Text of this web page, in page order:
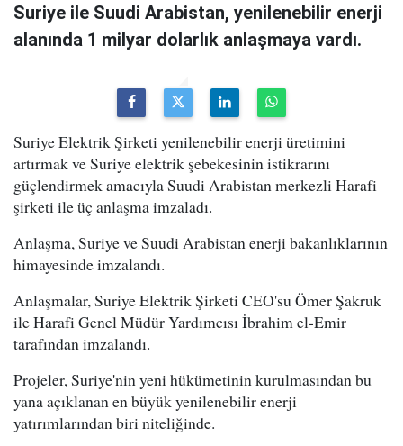
Suriye ile Suudi Arabistan, yenilenebilir enerji
alanında 1 milyar dolarlık anlaşmaya vardı.
Suriye Elektrik Şirketi yenilenebilir enerji üretimini
artırmak ve Suriye elektrik şebekesinin istikrarını
güçlendirmek amacıyla Suudi Arabistan merkezli Harafi
şirketi ile üç anlaşma imzaladı.
Anlaşma, Suriye ve Suudi Arabistan enerji bakanlıklarının
himayesinde imzalandı.
Anlaşmalar, Suriye Elektrik Şirketi CEO'su Ömer Şakruk
ile Harafi Genel Müdür Yardımcısı İbrahim el-Emir
tarafından imzalandı.
Projeler, Suriye'nin yeni hükümetinin kurulmasından bu
yana açıklanan en büyük yenilenebilir enerji
yatırımlarından biri niteliğinde.